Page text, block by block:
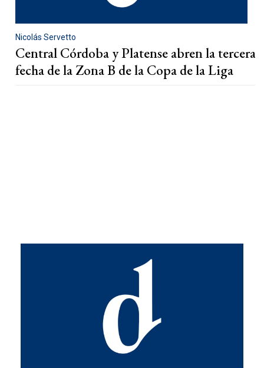
Nicolás Servetto
Central Córdoba y Platense abren la tercera
fecha de la Zona B de la Copa de la Liga